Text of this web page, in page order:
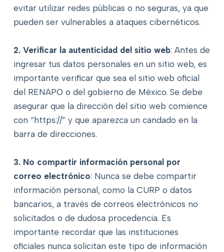
evitar utilizar redes públicas o no seguras, ya que
pueden ser vulnerables a ataques cibernéticos.
2. Verificar la autenticidad del sitio web: Antes de
ingresar tus datos personales en un sitio web, es
importante verificar que sea el sitio web oficial
del RENAPO o del gobierno de México. Se debe
asegurar que la dirección del sitio web comience
con “https://” y que aparezca un candado en la
barra de direcciones.
3. No compartir información personal por
correo electrónico: Nunca se debe compartir
información personal, como la CURP o datos
bancarios, a través de correos electrónicos no
solicitados o de dudosa procedencia. Es
importante recordar que las instituciones
oficiales nunca solicitan este tipo de información